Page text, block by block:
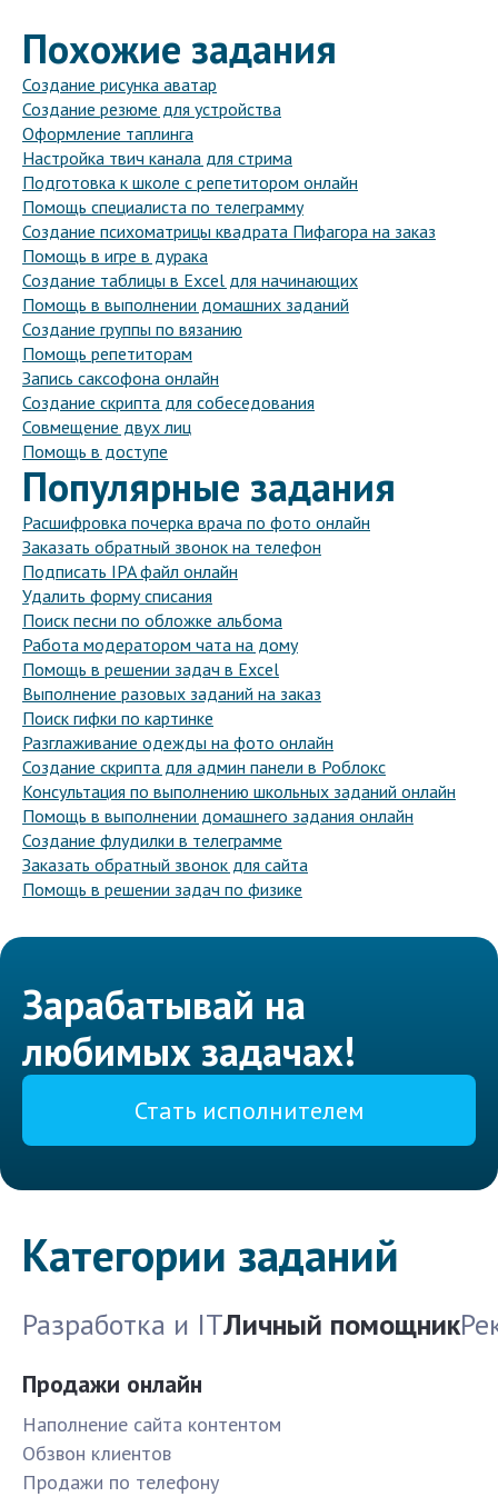
Похожие задания
Создание рисунка аватар
Создание резюме для устройства
Оформление таплинга
Настройка твич канала для стрима
Подготовка к школе с репетитором онлайн
Помощь специалиста по телеграмму
Создание психоматрицы квадрата Пифагора на заказ
Помощь в игре в дурака
Создание таблицы в Excel для начинающих
Помощь в выполнении домашних заданий
Создание группы по вязанию
Помощь репетиторам
Запись саксофона онлайн
Создание скрипта для собеседования
Совмещение двух лиц
Помощь в доступе
Популярные задания
Расшифровка почерка врача по фото онлайн
Заказать обратный звонок на телефон
Подписать IPA файл онлайн
Удалить форму списания
Поиск песни по обложке альбома
Работа модератором чата на дому
Помощь в решении задач в Excel
Выполнение разовых заданий на заказ
Поиск гифки по картинке
Разглаживание одежды на фото онлайн
Создание скрипта для админ панели в Роблокс
Консультация по выполнению школьных заданий онлайн
Помощь в выполнении домашнего задания онлайн
Создание флудилки в телеграмме
Заказать обратный звонок для сайта
Помощь в решении задач по физике
Зарабатывай на
любимых задачах!
Стать исполнителем
Категории заданий
Разработка и ITЛичный помощник
Продажи онлайн
Наполнение сайта контентом
Обзвон клиентов
Продажи по телефону